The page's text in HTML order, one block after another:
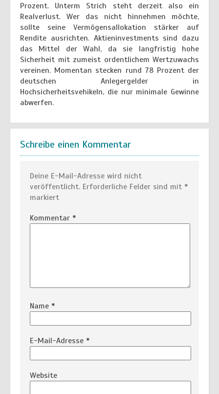
Prozent. Unterm Strich steht derzeit also ein
Realverlust. Wer das nicht hinnehmen möchte,
sollte seine Vermögensallokation stärker auf
Rendite ausrichten. Aktieninvestments sind dazu
das Mittel der Wahl, da sie langfristig hohe
Sicherheit mit zumeist ordentlichem Wertzuwachs
vereinen. Momentan stecken rund 78 Prozent der
deutschen Anlegergelder in
Hochsicherheitsvehikeln, die nur minimale Gewinne
abwerfen.
Schreibe einen Kommentar
Deine E-Mail-Adresse wird nicht
veröffentlicht. Erforderliche Felder sind mit *
markiert
Kommentar *
Name *
E-Mail-Adresse *
Website